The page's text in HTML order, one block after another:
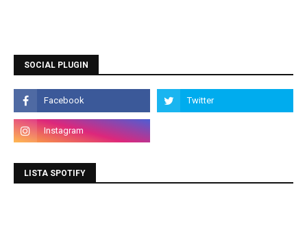
SOCIAL PLUGIN
LISTA SPOTIFY